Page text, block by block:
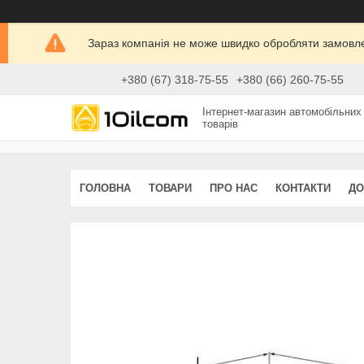
Зараз компанія не може швидко обробляти
+380 (67) 318-75-55 +380 (66) 260-75-55
Інтернет-магазин автомобільних
товарів
ГОЛОВНА ТОВАРИ ПРО НАС КОНТАКТИ